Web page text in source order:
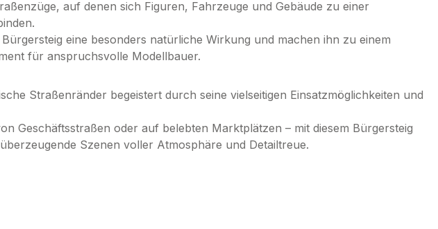
auf denen sich Figuren, Fahrzeuge und Gebäude zu einer
eine besonders natürliche Wirkung und machen ihn zu einem
für anspruchsvolle Modellbauer.
Straßenränder begeistert durch seine vielseitigen Einsatzmöglichkeiten und
Geschäftsstraßen oder auf belebten Marktplätzen – mit diesem Bürgersteig
Szenen voller Atmosphäre und Detailtreue.